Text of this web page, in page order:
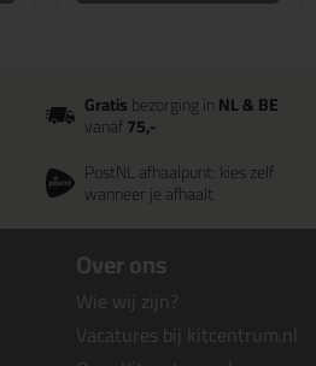
Gratisbezorging inNL & BE
vanaf75,-
PostNL afhaalpunt: kies zelf
wanneer je afhaalt
Over ons
Wie wij zijn?
Vacatures bij kitcentrum.nl